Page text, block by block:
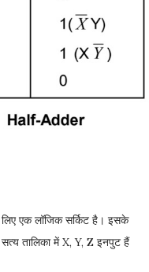
एक लॉजिक सर्किट है। इसके
तालिका में X, Y, Z इनपुट हैं